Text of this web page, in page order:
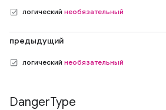
логический необязательный
предыдущий
логический необязательный
DangerType